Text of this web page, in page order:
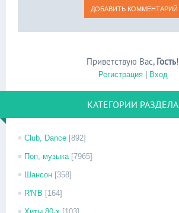
Приветствую Вас, Гость!
Регистрация| Вход
КАТЕГОРИИ РАЗДЕЛА
Club, Dance [892]
Поп, музыка [7965]
Шансон [358]
R'N'B [164]